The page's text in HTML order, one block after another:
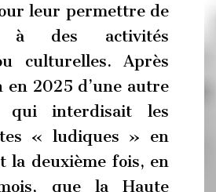
leur permettre de
à des activités
culturelles. Après
en 2025 d’une autre
qui interdisait les
« ludiques » en
la deuxième fois, en
que la Haute